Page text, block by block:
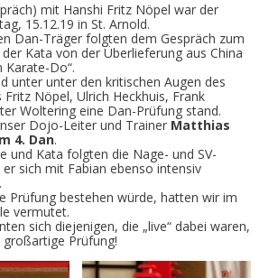
mit Hanshi Fritz Nöpel war der
15.12.19 in St. Arnold.
Dan-Träger folgten dem Gespräch zum
Kata von der Überlieferung aus China
Karate-Do“.
unter unter den kritischen Augen des
Nöpel, Ulrich Heckhuis, Frank
Woltering eine Dan-Prüfung stand.
Dojo-Leiter und Trainer Matthias
4. Dan.
und Kata folgten die Nage- und SV-
sich mit Fabian ebenso intensiv
Prüfung bestehen würde, hatten wir im
vermutet.
sich diejenigen, die „live“ dabei waren,
Prüfung!